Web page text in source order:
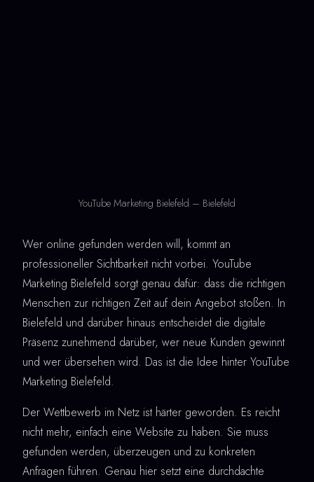
YouTube Marketing Bielefeld – Bielefeld
Wer online gefunden werden will, kommt an
professioneller Sichtbarkeit nicht vorbei. YouTube
Marketing Bielefeld sorgt genau dafür: dass die richtigen
Menschen zur richtigen Zeit auf dein Angebot stoßen. In
Bielefeld und darüber hinaus entscheidet die digitale
Präsenz zunehmend darüber, wer neue Kunden gewinnt
und wer übersehen wird. Das ist die Idee hinter YouTube
Marketing Bielefeld.
Der Wettbewerb im Netz ist härter geworden. Es reicht
nicht mehr, einfach eine Website zu haben. Sie muss
gefunden werden, überzeugen und zu konkreten
Anfragen führen. Genau hier setzt eine durchdachte